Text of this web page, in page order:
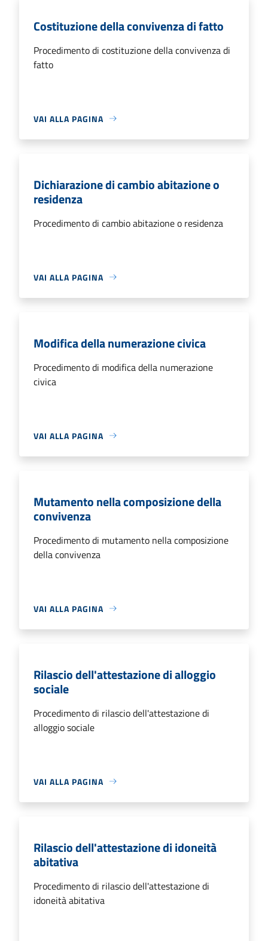
Costituzione della convivenza di fatto
Procedimento di costituzione della convivenza di
fatto
VAI ALLA PAGINA
Dichiarazione di cambio abitazione o
residenza
Procedimento di cambio abitazione o residenza
VAI ALLA PAGINA
Modifica della numerazione civica
Procedimento di modifica della numerazione
civica
VAI ALLA PAGINA
Mutamento nella composizione della
convivenza
Procedimento di mutamento nella composizione
della convivenza
VAI ALLA PAGINA
Rilascio dell'attestazione di alloggio
sociale
Procedimento di rilascio dell'attestazione di
alloggio sociale
VAI ALLA PAGINA
Rilascio dell'attestazione di idoneità
abitativa
Procedimento di rilascio dell'attestazione di
idoneità abitativa